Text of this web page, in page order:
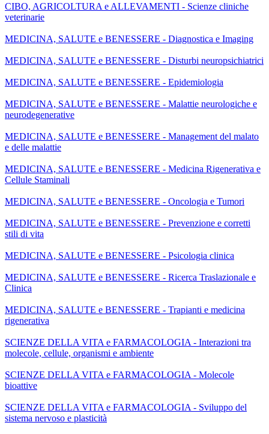
CIBO, AGRICOLTURA e ALLEVAMENTI - Scienze cliniche
veterinarie
MEDICINA, SALUTE e BENESSERE - Diagnostica e Imaging
MEDICINA, SALUTE e BENESSERE - Disturbi neuropsichiatrici
MEDICINA, SALUTE e BENESSERE - Epidemiologia
MEDICINA, SALUTE e BENESSERE - Malattie neurologiche e
neurodegenerative
MEDICINA, SALUTE e BENESSERE - Management del malato
e delle malattie
MEDICINA, SALUTE e BENESSERE - Medicina Rigenerativa e
Cellule Staminali
MEDICINA, SALUTE e BENESSERE - Oncologia e Tumori
MEDICINA, SALUTE e BENESSERE - Prevenzione e corretti
stili di vita
MEDICINA, SALUTE e BENESSERE - Psicologia clinica
MEDICINA, SALUTE e BENESSERE - Ricerca Traslazionale e
Clinica
MEDICINA, SALUTE e BENESSERE - Trapianti e medicina
rigenerativa
SCIENZE DELLA VITA e FARMACOLOGIA - Interazioni tra
molecole, cellule, organismi e ambiente
SCIENZE DELLA VITA e FARMACOLOGIA - Molecole
bioattive
SCIENZE DELLA VITA e FARMACOLOGIA - Sviluppo del
sistema nervoso e plasticità